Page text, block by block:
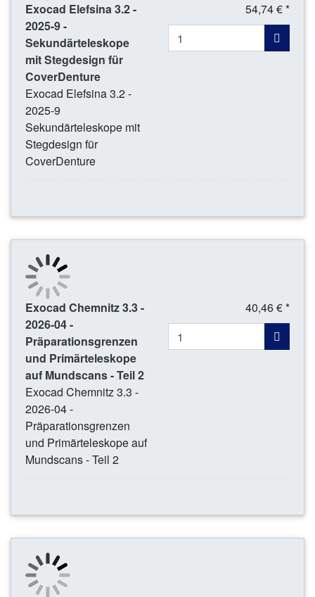
Exocad Elefsina 3.2 -
2025-9 -
Sekundärteleskope
mit Stegdesign für
CoverDenture
Exocad Elefsina 3.2 -
2025-9
Sekundärteleskope mit
Stegdesign für
CoverDenture
54,74 € *
Exocad Chemnitz 3.3 -
2026-04 -
Präparationsgrenzen
und Primärteleskope
auf Mundscans - Teil 2
Exocad Chemnitz 3.3 -
2026-04 -
Präparationsgrenzen
und Primärteleskope auf
Mundscans - Teil 2
40,46 € *